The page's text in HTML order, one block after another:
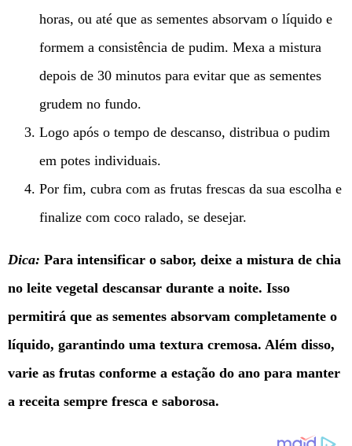
horas, ou até que as sementes absorvam o líquido e
formem a consistência de pudim. Mexa a mistura
depois de 30 minutos para evitar que as sementes
grudem no fundo.
Logo após o tempo de descanso, distribua o pudim
em potes individuais.
Por fim, cubra com as frutas frescas da sua escolha e
finalize com coco ralado, se desejar.
Dica: Para intensificar o sabor, deixe a mistura de chia
no leite vegetal descansar durante a noite. Isso
permitirá que as sementes absorvam completamente o
líquido, garantindo uma textura cremosa. Além disso,
varie as frutas conforme a estação do ano para manter
a receita sempre fresca e saborosa.